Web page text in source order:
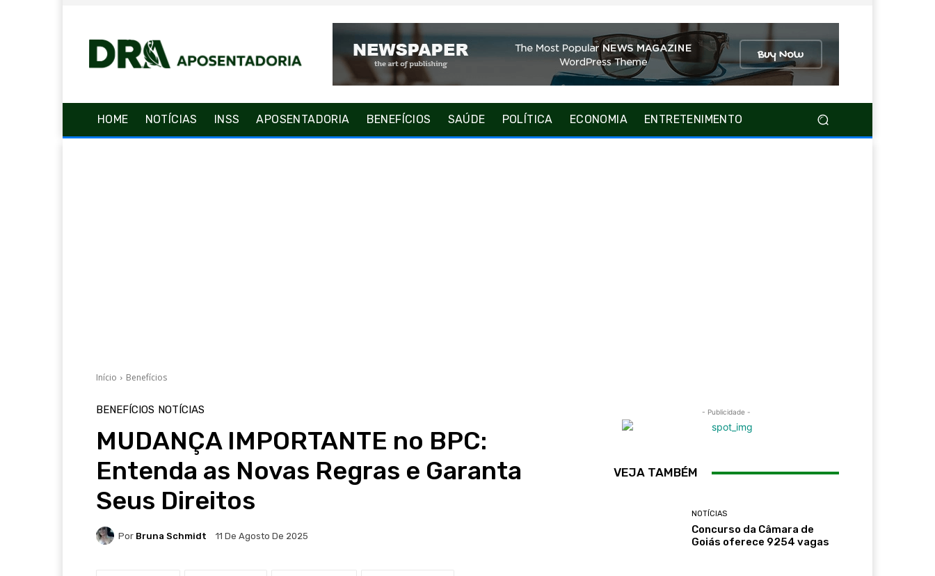
HOME NOTÍCIAS INSS APOSENTADORIA BENEFÍCIOS SAÚDE POLÍTICA ECONOMIA ENTRETENIMENTO
Início Benefícios
BENEFÍCIOS NOTÍCIAS
MUDANÇA IMPORTANTE no BPC:
Entenda as Novas Regras e Garanta
Seus Direitos
Por Bruna Schmidt 11 De Agosto De 2025
- Publicidade -
VEJA TAMBÉM
NOTÍCIAS
Concurso da Câmara de
Goiás oferece 9254 vagas